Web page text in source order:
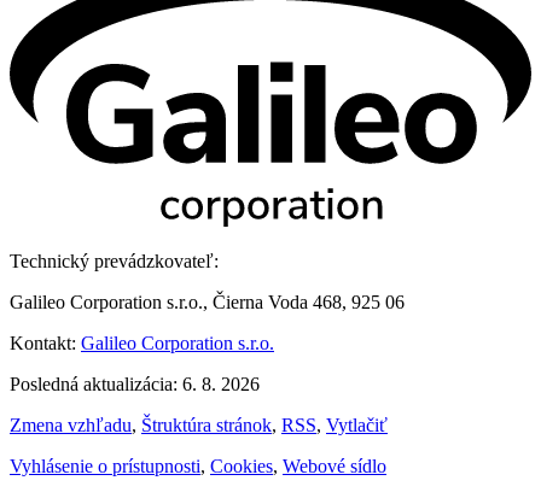
Technický prevádzkovateľ:
Galileo Corporation s.r.o., Čierna Voda 468, 925 06
Kontakt: Galileo Corporation s.r.o.
Posledná aktualizácia: 6. 8. 2026
Zmena vzhľadu, Štruktúra stránok, RSS, Vytlačiť
Vyhlásenie o prístupnosti, Cookies, Webové sídlo